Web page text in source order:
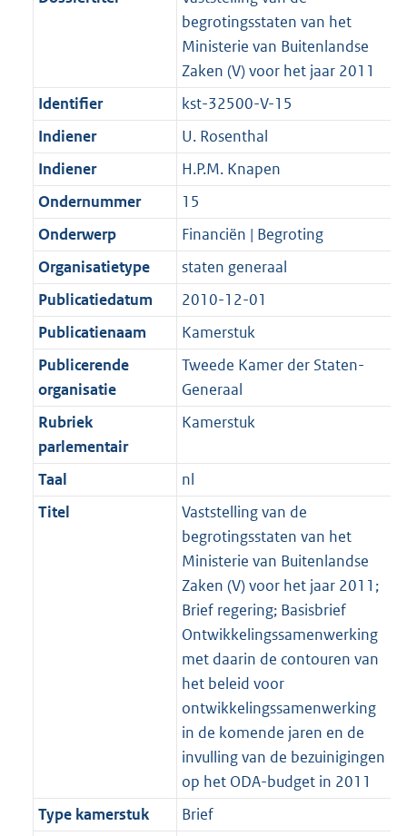
begrotingsstaten van het
Ministerie van Buitenlandse
Zaken (V) voor het jaar 2011
Identifier
kst-32500-V-15
Indiener
U. Rosenthal
Indiener
H.P.M. Knapen
Ondernummer
15
Onderwerp
Financiën | Begroting
Organisatietype
staten generaal
Publicatiedatum
2010-12-01
Publicatienaam
Kamerstuk
Publicerende
organisatie
Tweede Kamer der Staten-
Generaal
Rubriek
parlementair
Kamerstuk
Taal
nl
Titel
Vaststelling van de
begrotingsstaten van het
Ministerie van Buitenlandse
Zaken (V) voor het jaar 2011;
Brief regering; Basisbrief
Ontwikkelingssamenwerking
met daarin de contouren van
het beleid voor
ontwikkelingssamenwerking
in de komende jaren en de
invulling van de bezuinigingen
op het ODA-budget in 2011
Type kamerstuk
Brief